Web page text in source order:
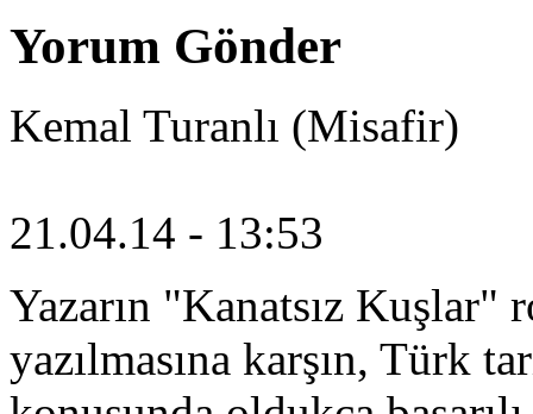
Yorum Gönder
Kemal Turanlı (Misafir)
21.04.14 - 13:53
Yazarın "Kanatsız Kuşlar"
yazılmasına karşın, Türk